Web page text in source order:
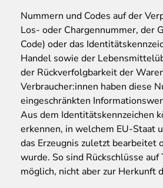
Nummern und Codes auf der
Los- oder Chargennummer, der
Code) oder das
Handel sowie der
der Rückverfolgbarkeit der
Verbraucher:innen haben diese
eingeschränkten
Aus dem Identitätskennzeichen
erkennen, in welchem EU-Staat
das Erzeugnis zuletzt bearbeitet
wurde. So sind Rückschlüsse
möglich, nicht aber zur Herkunft